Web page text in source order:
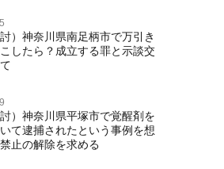
討）神奈川県南足柄市で万引き
したら？成立する罪と示談交
討）神奈川県平塚市で覚醒剤を
て逮捕されたという事例を想
止の解除を求める